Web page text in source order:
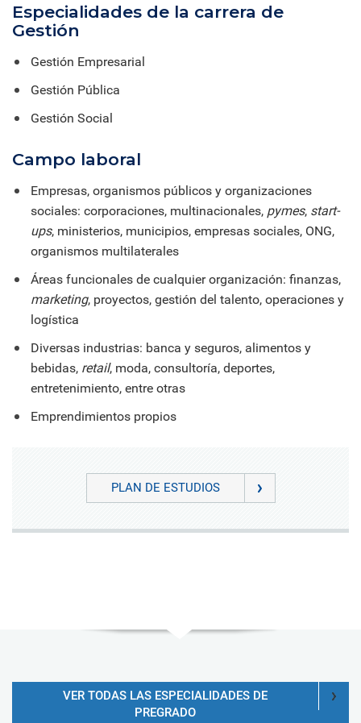
Especialidades de la carrera de
Gestión
Gestión Empresarial
Gestión Pública
Gestión Social
Campo laboral
Empresas, organismos públicos y organizaciones
sociales: corporaciones, multinacionales, pymes, start-
ups, ministerios, municipios, empresas sociales, ONG,
organismos multilaterales
Áreas funcionales de cualquier organización: finanzas,
marketing, proyectos, gestión del talento, operaciones y
logística
Diversas industrias: banca y seguros, alimentos y
bebidas, retail, moda, consultoría, deportes,
entretenimiento, entre otras
Emprendimientos propios
PLAN DE ESTUDIOS
VER TODAS LAS ESPECIALIDADES DE
PREGRADO